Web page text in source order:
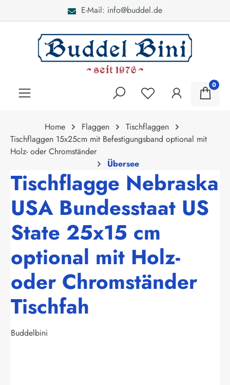
E-Mail: info@buddel.de
0
Home Flaggen
Tischflaggen
Tischflaggen 15x25cm mit Befestigungsband optional mit
Holz- oder Chromständer
Übersee
Tischflagge Nebraska
USA Bundesstaat US
State 25x15 cm
optional mit Holz-
oder Chromständer
Tischfah
Buddelbini